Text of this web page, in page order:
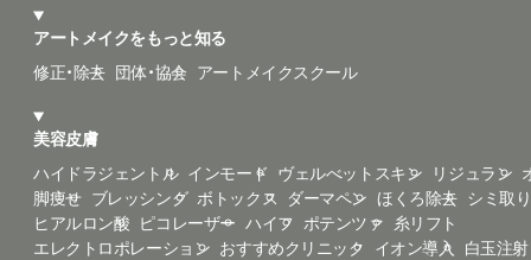
アートメイクをもっと知る
修正・除去 団体・協会 アートメイクスクール
美容皮膚
ハイドラジェントル インモード ヴェルべットスキン リジュラン
脚痩せ ブレッシング ボトックス ダーマペン ほくろ除去 シミ取り
ヒアルロン酸 ピコレーザー ハイフ ポテンツァ 糸リフト
エレクトロポレーション おすすめクリニック イオン導入 白玉注射